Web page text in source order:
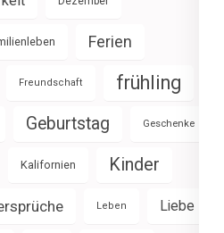
Ferien
Freundschaft frühling
Geburtstag Geschenke
Kalifornien Kinder
Leben Liebe